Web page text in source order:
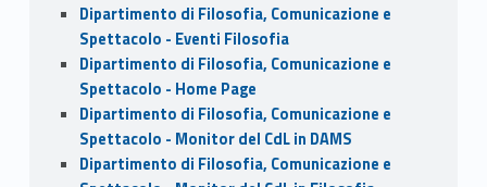
Dipartimento di Filosofia, Comunicazione e
Spettacolo - Eventi Filosofia
Dipartimento di Filosofia, Comunicazione e
Spettacolo - Home Page
Dipartimento di Filosofia, Comunicazione e
Spettacolo - Monitor del CdL in DAMS
Dipartimento di Filosofia, Comunicazione e